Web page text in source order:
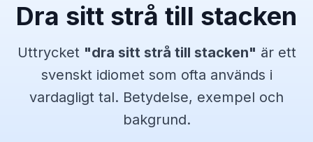
Dra sitt strå till stacken
Uttrycket "dra sitt strå till stacken" är ett
svenskt idiomet som ofta används i
vardagligt tal. Betydelse, exempel och
bakgrund.